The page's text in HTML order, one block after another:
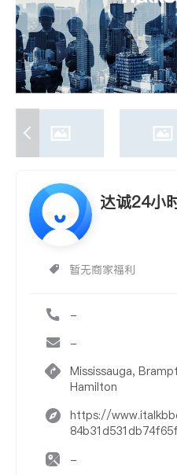
建筑装修
达诚24小
暂无商家福利
-
-
Mississauga,
Hamilton
https://
-